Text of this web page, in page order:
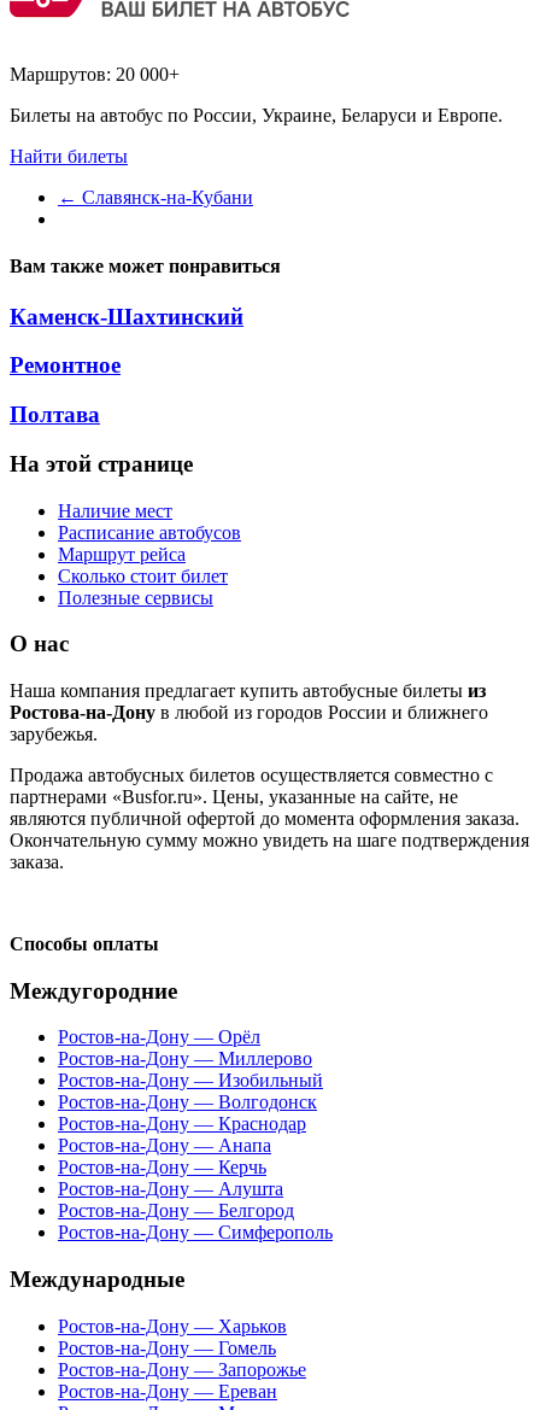
Маршрутов: 20 000+
Билеты на автобус по России, Украине, Беларуси и Европе.
Найти билеты
← Славянск-на-Кубани
Вам также может понравиться
Каменск-Шахтинский
Ремонтное
Полтава
На этой странице
Наличие мест
Расписание автобусов
Маршрут рейса
Сколько стоит билет
Полезные сервисы
О нас
Наша компания предлагает купить автобусные билеты из
Ростова-на-Дону в любой из городов России и ближнего
зарубежья.
Продажа автобусных билетов осуществляется совместно с
партнерами «Busfor.ru». Цены, указанные на сайте, не
являются публичной офертой до момента оформления заказа.
Окончательную сумму можно увидеть на шаге подтверждения
заказа.
Способы оплаты
Междугородние
Ростов-на-Дону — Орёл
Ростов-на-Дону — Миллерово
Ростов-на-Дону — Изобильный
Ростов-на-Дону — Волгодонск
Ростов-на-Дону — Краснодар
Ростов-на-Дону — Анапа
Ростов-на-Дону — Керчь
Ростов-на-Дону — Алушта
Ростов-на-Дону — Белгород
Ростов-на-Дону — Симферополь
Международные
Ростов-на-Дону — Харьков
Ростов-на-Дону — Гомель
Ростов-на-Дону — Запорожье
Ростов-на-Дону — Ереван